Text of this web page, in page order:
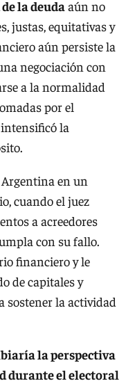
la deudaaún no
justas, equitativas y
aún persiste la
negociación con
a la normalidad
por el
la
en un
cuando el juez
a acreedores
con su fallo.
financiero y le
de capitales y
sostener la actividad
la perspectiva
durante el electoral